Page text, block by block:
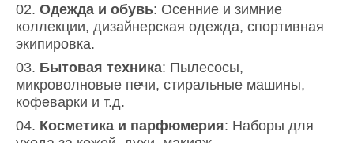
Одежда и обувь: Осенние и зимние
коллекции, дизайнерская одежда, спортивная
экипировка.
Бытовая техника: Пылесосы,
микроволновые печи, стиральные машины,
кофеварки и т.д.
Косметика и парфюмерия: Наборы для